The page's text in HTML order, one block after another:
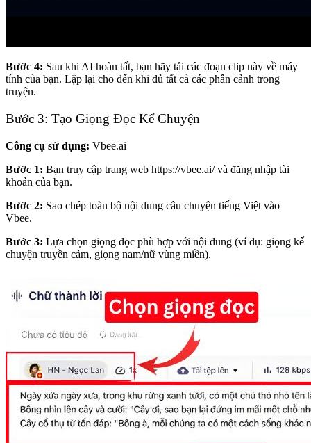
Bước 4: Sau khi AI hoàn tất, bạn hãy tải các đoạn clip này về máy
tính của bạn. Lặp lại cho đến khi đủ tất cả các phân cảnh trong
truyện.
Bước 3: Tạo Giọng Đọc Kể Chuyện
Công cụ sử dụng: Vbee.ai
Bước 1: Bạn truy cập trang web https://vbee.ai/và đăng nhập tài
khoản của bạn.
Bước 2: Sao chép toàn bộ nội dung câu chuyện tiếng Việt vào
Vbee.
Bước 3: Lựa chọn giọng đọc phù hợp với nội dung (ví dụ: giọng kể
chuyện truyền cảm, giọng nam/nữ vùng miền).